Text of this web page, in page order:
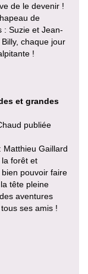
de le devenir !
de
: Suzie et Jean-
chaque jour
!
et grandes
publiée
Matthieu Gaillard
forêt et
pouvoir faire
tête pleine
aventures
ses amis !